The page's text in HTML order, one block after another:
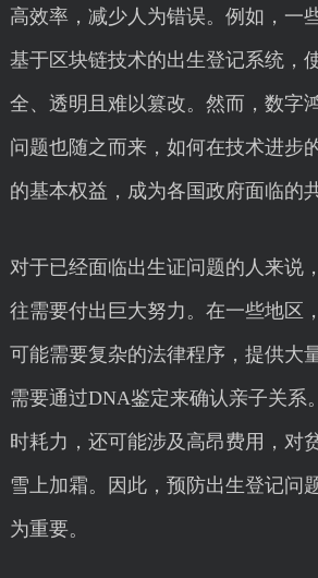
高效率，减少人为错误。例如，一
基于区块链技术的出生登记系统，
全、透明且难以篡改。然而，数字
问题也随之而来，如何在技术进步
的基本权益，成为各国政府面临的
对于已经面临出生证问题的人来说
往需要付出巨大努力。在一些地区
可能需要复杂的法律程序，提供大
需要通过DNA鉴定来确认亲子关系
时耗力，还可能涉及高昂费用，对
雪上加霜。因此，预防出生登记问
为重要。